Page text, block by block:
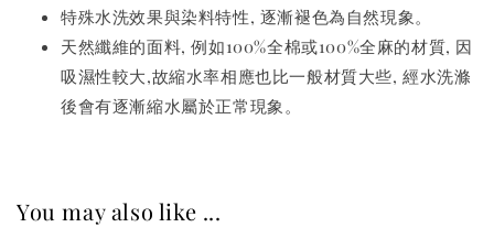
特殊水洗效果與染料特性, 逐漸褪色為自然現象。
天然纖維的面料, 例如100%全棉或100%全麻的材質, 因
吸濕性較大,故縮水率相應也比一般材質大些, 經水洗滌
後會有逐漸縮水屬於正常現象。
You may also like ...